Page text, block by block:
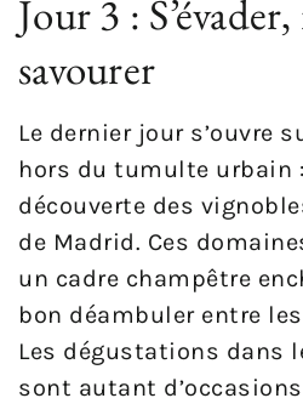
Jour 3 :
savourer
Le dernier jour s’ouvre
hors du tumulte urbain
découverte des
de Madrid. Ces
un cadre champêtre
bon déambuler entre
Les dégustations dans
sont autant